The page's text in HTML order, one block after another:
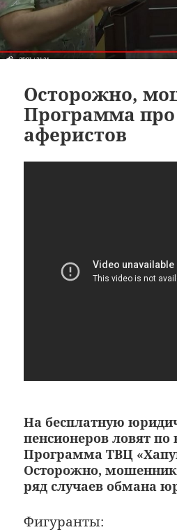
Осторожно,
Программа
аферистов
На бесплатную
пенсионеров ловят по
Программа ТВЦ
Осторожно,
ряд случаев обмана
Фигуранты: